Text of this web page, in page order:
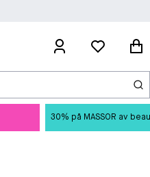
30% på MASSOR av